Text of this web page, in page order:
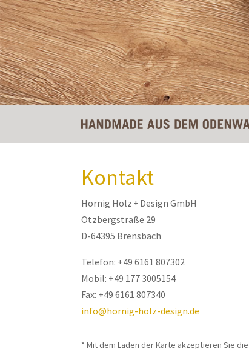
Kontakt
Hornig Holz + Design GmbH
Otzbergstraße 29
D-64395 Brensbach
Telefon: +49 6161 807302
Mobil: +49 177 3005154
Fax: +49 6161 807340
info@hornig-holz-design.de
* Mit dem Laden der Karte akzeptieren Sie